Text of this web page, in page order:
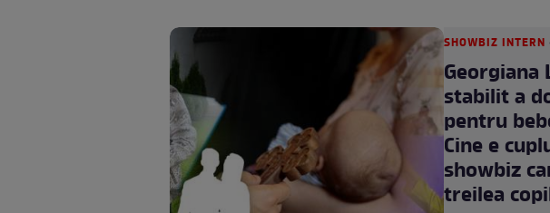
SHOWBIZ INTERN
stabilit a
pentru
Cine e
showbiz
treilea